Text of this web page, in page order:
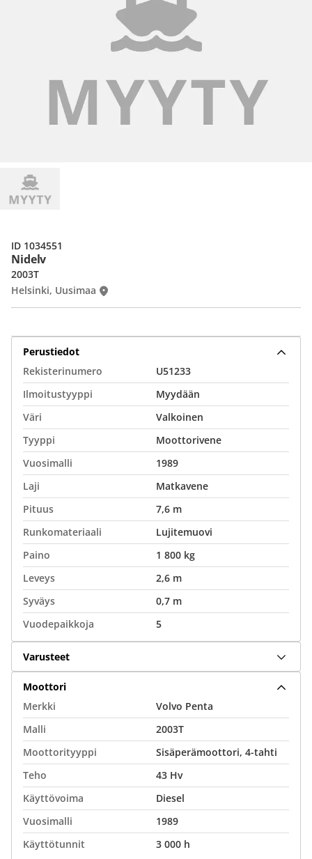
Nidelv
2003T
Helsinki, Uusimaa
ID 1034551
Perustiedot
Rekisterinumero
U51233
Ilmoitustyyppi
Myydään
Väri
Valkoinen
Tyyppi
Moottorivene
Vuosimalli
1989
Laji
Matkavene
Pituus
7,6 m
Runkomateriaali
Lujitemuovi
Paino
1 800 kg
Leveys
2,6 m
Syväys
0,7 m
Vuodepaikkoja
5
Varusteet
Moottori
Merkki
Volvo Penta
Malli
2003T
Moottorityyppi
Sisäperämoottori, 4-tahti
Teho
43 Hv
Käyttövoima
Diesel
Vuosimalli
1989
Käyttötunnit
3 000 h